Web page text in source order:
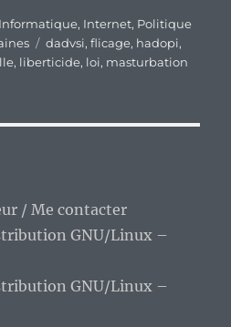
Catégories
Informatique, Internet, Politique
Étiquettes
dadvsi,flicage, hadopi,
, liberticide, loi, masturbation
/ Me contacter
GNU/Linux –
GNU/Linux –